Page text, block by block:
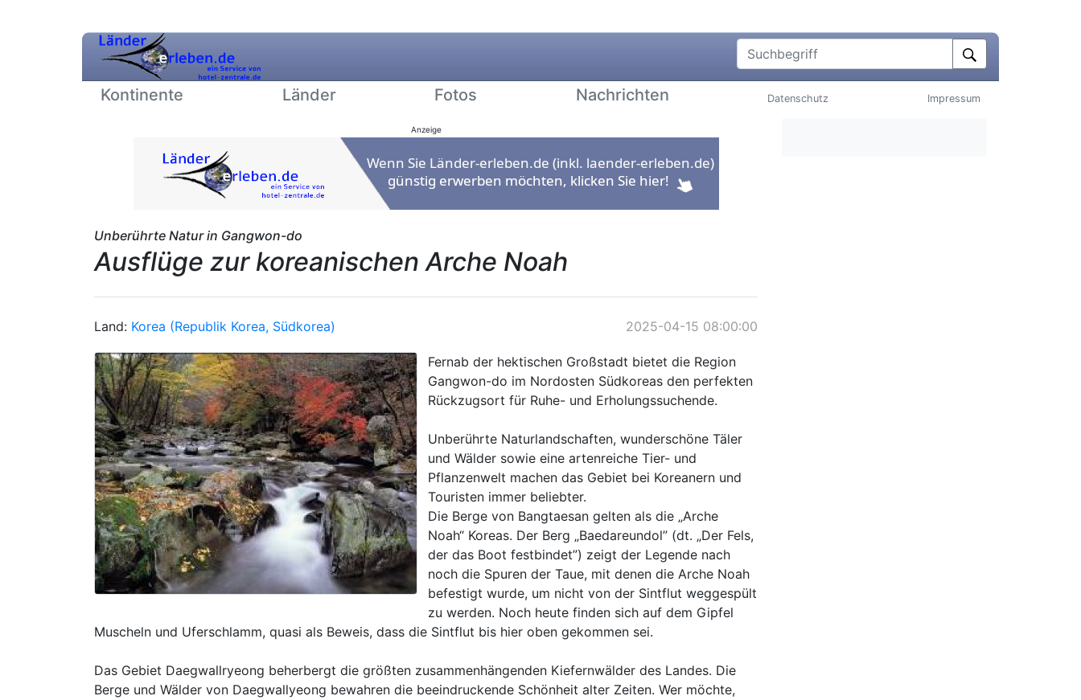
Suchbegriff
Kontinente Länder Fotos Nachrichten Datenschutz Impressum
Anzeige
Unberührte Natur in Gangwon-do
Ausflüge zur koreanischen Arche Noah
Land: Korea (Republik Korea, Südkorea) 2025-04-15 08:00:00
Fernab der hektischen Großstadt bietet die Region
Gangwon-do im Nordosten Südkoreas den perfekten
Rückzugsort für Ruhe- und Erholungssuchende.
Unberührte Naturlandschaften, wunderschöne Täler
und Wälder sowie eine artenreiche Tier- und
Pflanzenwelt machen das Gebiet bei Koreanern und
Touristen immer beliebter.
Die Berge von Bangtaesan gelten als die „Arche
Noah“ Koreas. Der Berg „Baedareundol” (dt. „Der Fels,
der das Boot festbindet”) zeigt der Legende nach
noch die Spuren der Taue, mit denen die Arche Noah
befestigt wurde, um nicht von der Sintflut weggespült
zu werden. Noch heute finden sich auf dem Gipfel
Muscheln und Uferschlamm, quasi als Beweis, dass die Sintflut bis hier oben gekommen sei.
Das Gebiet Daegwallryeong beherbergt die größten zusammenhängenden Kiefernwälder des Landes. Die
Berge und Wälder von Daegwallyeong bewahren die beeindruckende Schönheit alter Zeiten. Wer möchte,